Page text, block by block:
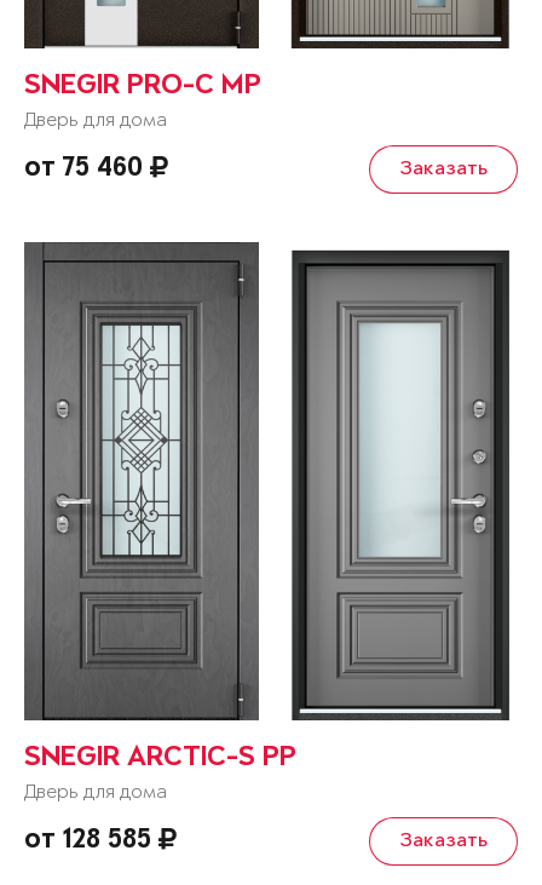
SNEGIR PRO-C MP
Дверь для дома
от 75 460 Заказать
SNEGIR ARCTIC-S PP
Дверь для дома
от 128 585 Заказать